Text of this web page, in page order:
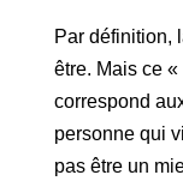
Par définition,
être. Mais ce «
correspond
personne qui
pas être un